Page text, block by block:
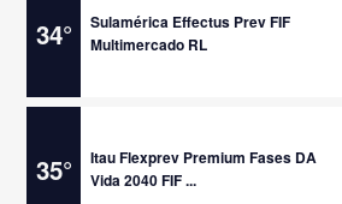
34°
Sulamérica Effectus Prev FIF
Multimercado RL
35°
Itau Flexprev Premium Fases DA
Vida 2040 FIF ...